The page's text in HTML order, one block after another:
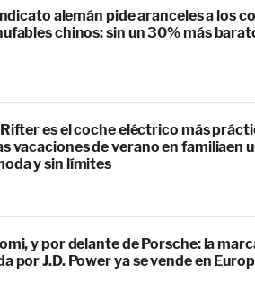
alemán pide aranceles a los
chinos: sin un 30% más
es el coche eléctrico más
vacaciones de verano en familiaen
y sin límites
y por delante de Porsche: la
por J.D. Power ya se vende en